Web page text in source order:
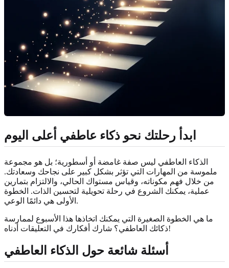
ابدأ رحلتك نحو ذكاء عاطفي أعلى اليوم
الذكاء العاطفي ليس صفة غامضة أو أسطورية؛ بل هو مجموعة
ملموسة من المهارات التي تؤثر بشكل كبير على نجاحك وسعادتك.
من خلال فهم مكوناته، وقياس مستواك الحالي، والالتزام بتمارين
عملية، يمكنك الشروع في رحلة تحويلية لتحسين الذات. الخطوة
الأولى هي دائمًا الوعي.
ما هي الخطوة الصغيرة التي يمكنك اتخاذها هذا الأسبوع لممارسة
ذكائك العاطفي؟ شارك أفكارك في التعليقات أدناه!
أسئلة شائعة حول الذكاء العاطفي